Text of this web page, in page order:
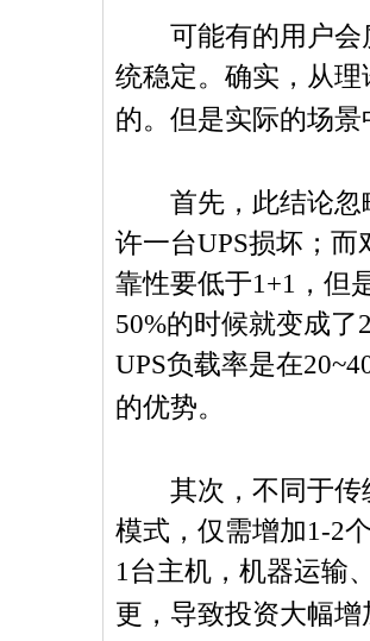
可能有的用户会
统稳定。确实，从理
的。但是实际的场
首先，此结论忽
许一台UPS损坏；而
靠性要低于1+1 ，但
50%的时候就变成了
UPS负载率是在
的优势。
其次，不同于传
模式，仅需增加1-2
1台主机，机器运输
更，导致投资大幅增